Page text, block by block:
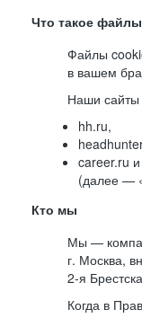
Что такое
Файлы
в вашем
Наши
hh.ru,
career.ru
(далее —
Кто мы
Мы —
г. Москва,
2-я
Когда в